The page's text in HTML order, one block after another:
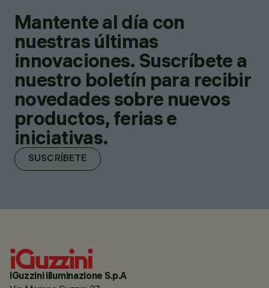
Mantente al día con
nuestras últimas
innovaciones. Suscríbete a
nuestro boletín para recibir
novedades sobre nuevos
productos, ferias e
iniciativas.
SUSCRÍBETE
iGuzzini illuminazione S.p.A